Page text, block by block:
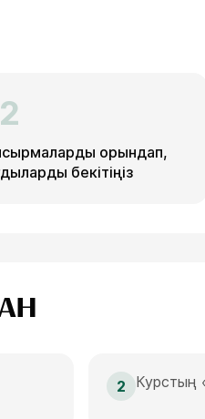
орындап,
бекітіңіз
2 Курстың